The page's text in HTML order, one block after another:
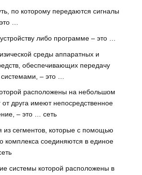
по которому передаются сигналы
…
либо программе – это …
среды аппаратных и
обеспечивающих передачу
– это …
расположены на небольшом
от друга имеют непосредственное
– это … сеть
из сегментов, которые с помощью
комплекса соединяются в единое
системы которой расположены в